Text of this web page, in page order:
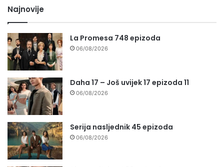
Najnovije
La Promesa 748 epizoda
06/08/2026
Daha 17 – Još uvijek 17 epizoda 11
06/08/2026
Serija nasljednik 45 epizoda
06/08/2026